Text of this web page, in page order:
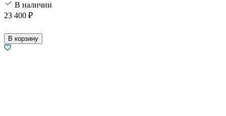
В наличии
23 400 ₽
В корзину